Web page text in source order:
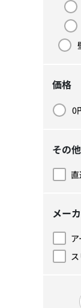
カ
カ
カテ
価格
0
価格で
その
その他
メー
メーカ
メーカ